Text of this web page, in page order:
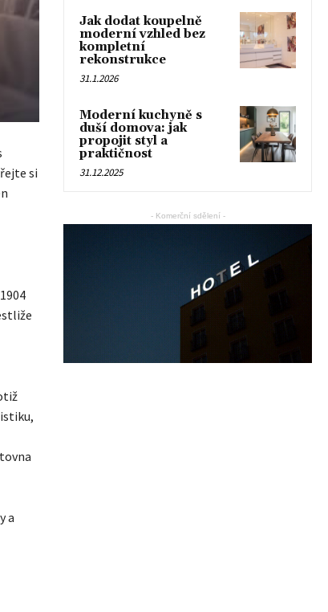
si
a
Jak dodat koupelně
moderní vzhled bez
kompletní
rekonstrukce
31.1.2026
Moderní kuchyně s
duší domova: jak
propojit styl a
praktičnost
31.12.2025
- Komerční sdělení -